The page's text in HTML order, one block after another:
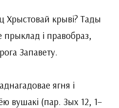
Хрыстовай крыві? Тады
прыклад і правобраз,
Запавету.
ягня і
вушакі (пар. Зых 12, 1–